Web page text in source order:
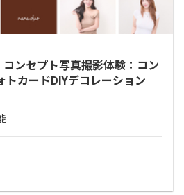
ンセプト写真撮影体験：コン
トカードDIYデコレーション